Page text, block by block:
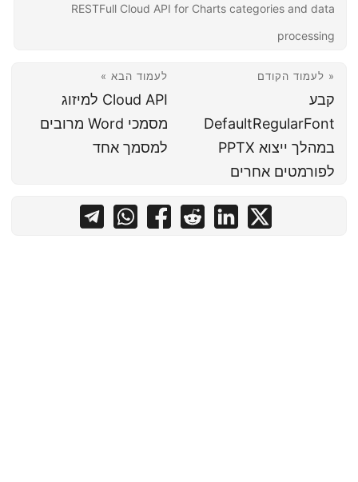
RESTFull Cloud API for Charts categories and data
processing
« לעמוד הקודם
קבע
DefaultRegularFont
במהלך ייצוא PPTX
לפורמטים אחרים
לעמוד הבא »
Cloud API למיזוג
מסמכי Word מרובים
למסמך אחד